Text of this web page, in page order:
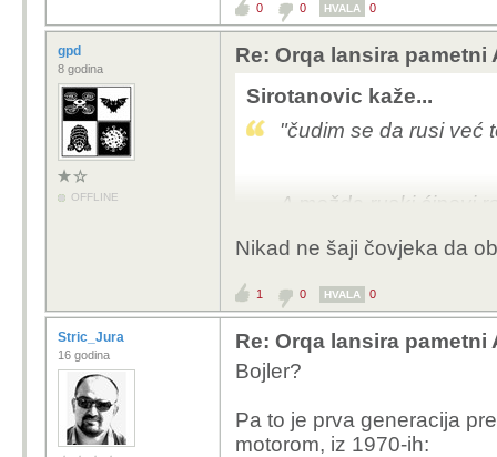
0 0 HVALA 0
gpd
8 godina
OFFLINE
Re: Orqa lansira
Sirotanovic kaže...
"čudim se da rusi već
A možda ruski ćipovi
Nisam stručnjak
Oproste na surovosti
Nikad ne šaji čovjeka da
1 0 HVALA 0
Stric_Jura
16 godina
Re: Orqa lansira
Bojler?
Pa to je prva generacija
motorom, iz 1970-ih: